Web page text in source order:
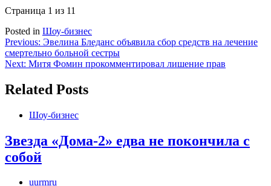
Страница 1 из 11
Posted in Шоу-бизнес
Навигация
по
Previous: Эвелина Бледанс объявила сбор средств на лечение
смертельно больной сестры
Next: Митя Фомин прокомментировал лишение прав
Related Posts
Шоу-бизнес
Звезда «Дома-2» едва не покончила с
собой
uurmru